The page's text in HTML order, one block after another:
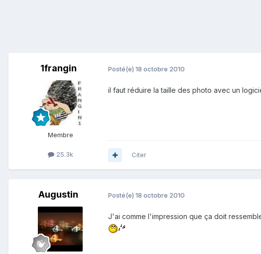
1frangin
Membre
25.3k
Posté(e) 18 octobre 2010
il faut réduire la taille des photo avec un
Citer
Augustin Posté(e) 18 octobre 2010
J'ai comme l'impression que ça doit